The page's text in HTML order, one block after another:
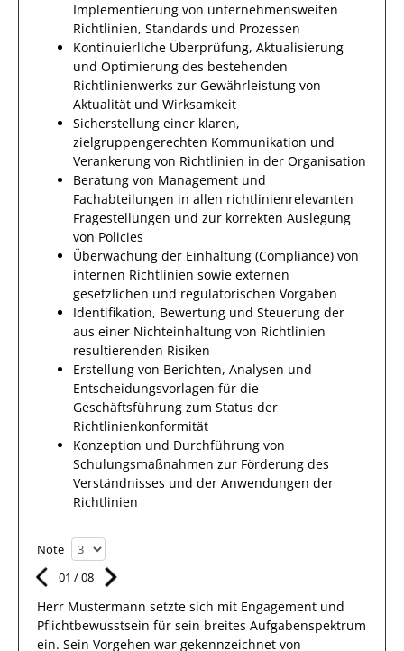
Implementierung von unternehmensweiten
Richtlinien, Standards und Prozessen
Kontinuierliche Überprüfung, Aktualisierung
und Optimierung des bestehenden
Richtlinienwerks zur Gewährleistung von
Aktualität und Wirksamkeit
Sicherstellung einer klaren,
zielgruppengerechten Kommunikation und
Verankerung von Richtlinien in der Organisation
Beratung von Management und
Fachabteilungen in allen richtlinienrelevanten
Fragestellungen und zur korrekten Auslegung
von Policies
Überwachung der Einhaltung (Compliance) von
internen Richtlinien sowie externen
gesetzlichen und regulatorischen Vorgaben
Identifikation, Bewertung und Steuerung der
aus einer Nichteinhaltung von Richtlinien
resultierenden Risiken
Erstellung von Berichten, Analysen und
Entscheidungsvorlagen für die
Geschäftsführung zum Status der
Richtlinienkonformität
Konzeption und Durchführung von
Schulungsmaßnahmen zur Förderung des
Verständnisses und der Anwendungen der
Richtlinien
Note
01 /08
Herr Mustermann setzte sich mit Engagement und
Pflichtbewusstsein für sein breites Aufgabenspektrum
ein. Sein Vorgehen war gekennzeichnet von